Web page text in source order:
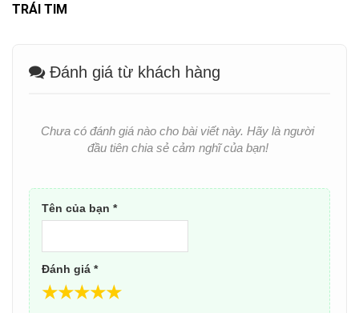
TRÁI TIM
Đánh giá từ khách hàng
Chưa có đánh giá nào cho bài viết này. Hãy là người
đầu tiên chia sẻ cảm nghĩ của bạn!
Tên của bạn *
Đánh giá *
★
★
★
★
★